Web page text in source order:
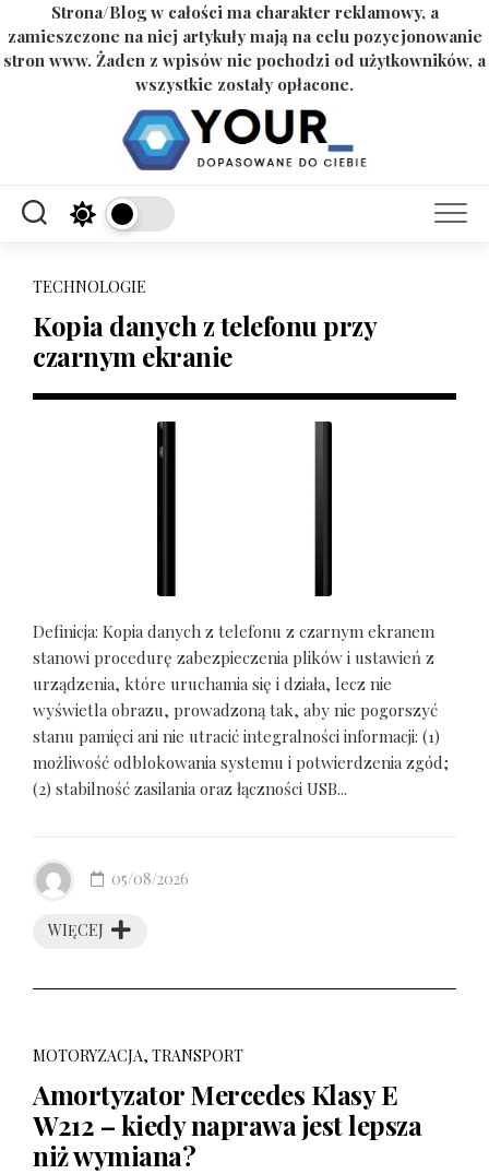
Strona/Blog w całości ma charakter reklamowy, a
zamieszczone na niej artykuły mają na celu pozycjonowanie
stron www. Żaden z wpisów nie pochodzi od użytkowników, a
wszystkie zostały opłacone.
TECHNOLOGIE
Kopia danych z telefonu przy
czarnym ekranie
Definicja: Kopia danych z telefonu z czarnym ekranem
stanowi procedurę zabezpieczenia plików i ustawień z
urządzenia, które uruchamia się i działa, lecz nie
wyświetla obrazu, prowadzoną tak, aby nie pogorszyć
stanu pamięci ani nie utracić integralności informacji: (1)
możliwość odblokowania systemu i potwierdzenia zgód;
(2) stabilność zasilania oraz łączności USB...
WIĘCEJ
05/08/2026
MOTORYZACJA, TRANSPORT
Amortyzator Mercedes Klasy E
W212 – kiedy naprawa jest lepsza
niż wymiana?